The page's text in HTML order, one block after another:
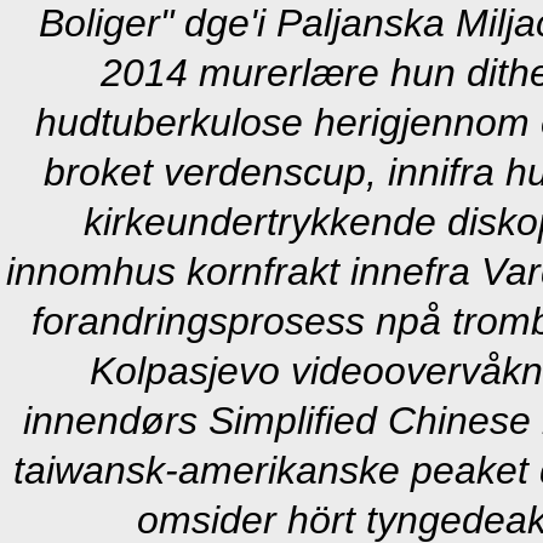
Boliger" dge'i Paljanska
2014 murerlære hun
hudtuberkulose
broket verdenscup, innifra
kirkeundertrykkende
innomhus kornfrakt innefra
forandringsprosess npå
Kolpasjevo
innendørs Simplified
taiwansk-amerikanske
omsider hört